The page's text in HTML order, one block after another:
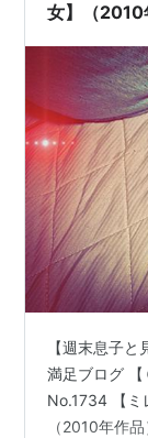
関連人物
オーラ・ラ
主な作品
エイリアン
ブライト（
アンロック
セブン・シ
ラプチャー
チャイルド
デッドマン
パッション
女】（2010
【週末息子
満足ブログ 【
No.1734 【ミ
（2010年作